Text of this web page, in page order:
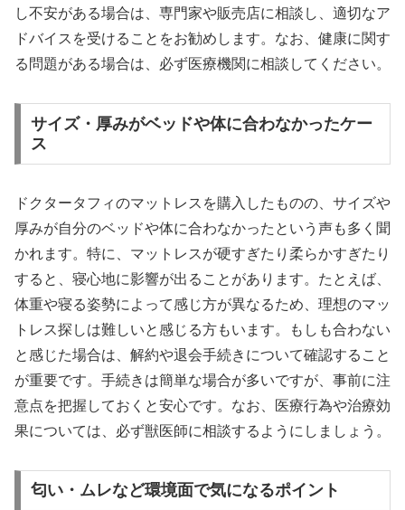
し不安がある場合は、専門家や販売店に相談し、適切なア
ドバイスを受けることをお勧めします。なお、健康に関す
る問題がある場合は、必ず医療機関に相談してください。
サイズ・厚みがベッドや体に合わなかったケー
ス
ドクタータフィのマットレスを購入したものの、サイズや
厚みが自分のベッドや体に合わなかったという声も多く聞
かれます。特に、マットレスが硬すぎたり柔らかすぎたり
すると、寝心地に影響が出ることがあります。たとえば、
体重や寝る姿勢によって感じ方が異なるため、理想のマッ
トレス探しは難しいと感じる方もいます。もしも合わない
と感じた場合は、解約や退会手続きについて確認すること
が重要です。手続きは簡単な場合が多いですが、事前に注
意点を把握しておくと安心です。なお、医療行為や治療効
果については、必ず獣医師に相談するようにしましょう。
匂い・ムレなど環境面で気になるポイント